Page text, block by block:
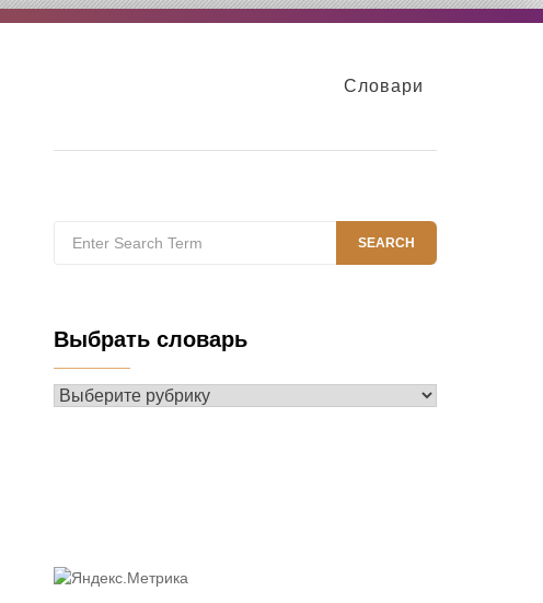
Словари
for:
SEARCH
Выбрать словарь
Выбрать